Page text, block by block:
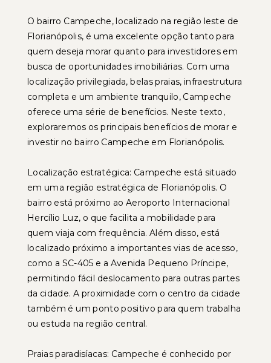
O bairro Campeche, localizado na região leste de
Florianópolis, é uma excelente opção tanto para
quem deseja morar quanto para investidores em
busca de oportunidades imobiliárias. Com uma
localização privilegiada, belas praias, infraestrutura
completa e um ambiente tranquilo, Campeche
oferece uma série de benefícios. Neste texto,
exploraremos os principais benefícios de morar e
investir no bairro Campeche em Florianópolis.
Localização estratégica: Campeche está situado
em uma região estratégica de Florianópolis. O
bairro está próximo ao Aeroporto Internacional
Hercílio Luz, o que facilita a mobilidade para
quem viaja com frequência. Além disso, está
localizado próximo a importantes vias de acesso,
como a SC-405 e a Avenida Pequeno Príncipe,
permitindo fácil deslocamento para outras partes
da cidade. A proximidade com o centro da cidade
também é um ponto positivo para quem trabalha
ou estuda na região central.
Praias paradisíacas: Campeche é conhecido por